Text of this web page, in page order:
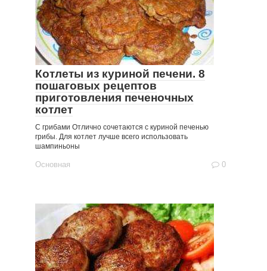
Котлеты из куриной печени. 8
пошаговых рецептов
приготовления печеночных
котлет
С грибами Отлично сочетаются с куриной печенью
грибы. Для котлет лучше всего использовать
шампиньоны
Основная 0